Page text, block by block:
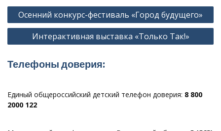
Навигация
по
записям
Осенний конкурс-фестиваль «Город будущего»
Интерактивная выставка «Только Так!»
Телефоны доверия:
Единый общероссийский детский телефон доверия: 8 800
2000 122